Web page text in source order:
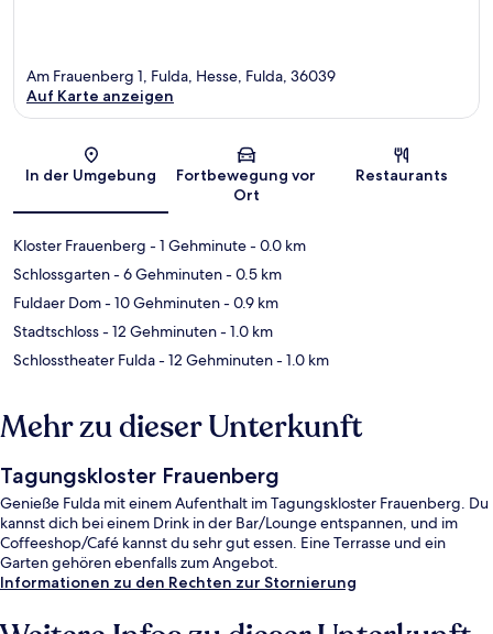
Karte
Am Frauenberg 1, Fulda, Hesse, Fulda, 36039
Auf Karte anzeigen
In der Umgebung
Fortbewegung vor
Ort
Restaurants
Kloster Frauenberg - 1 Gehminute- 0.0 km
Schlossgarten- 6 Gehminuten- 0.5 km
Fuldaer Dom- 10 Gehminuten- 0.9 km
Stadtschloss- 12 Gehminuten- 1.0 km
Schlosstheater Fulda- 12 Gehminuten- 1.0 km
Mehr zu dieser Unterkunft
Tagungskloster Frauenberg
Genieße Fulda mit einem Aufenthalt im Tagungskloster Frauenberg. Du
kannst dich bei einem Drink in der Bar/Lounge entspannen, und im
Coffeeshop/Café kannst du sehr gut essen. Eine Terrasse und ein
Garten gehören ebenfalls zum Angebot.
Informationen zu den Rechten zur Stornierung